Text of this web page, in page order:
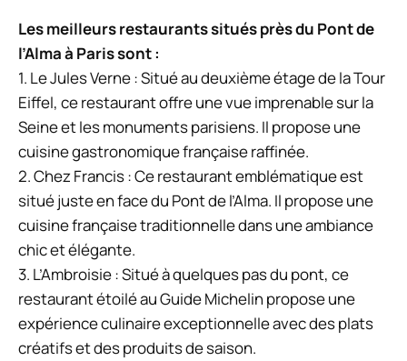
Les meilleurs restaurants situés près du Pont de
l’Alma à Paris sont :
1. Le Jules Verne : Situé au deuxième étage de la Tour
Eiffel, ce restaurant offre une vue imprenable sur la
Seine et les monuments parisiens. Il propose une
cuisine gastronomique française raffinée.
2. Chez Francis : Ce restaurant emblématique est
situé juste en face du Pont de l’Alma. Il propose une
cuisine française traditionnelle dans une ambiance
chic et élégante.
3. L’Ambroisie : Situé à quelques pas du pont, ce
restaurant étoilé au Guide Michelin propose une
expérience culinaire exceptionnelle avec des plats
créatifs et des produits de saison.